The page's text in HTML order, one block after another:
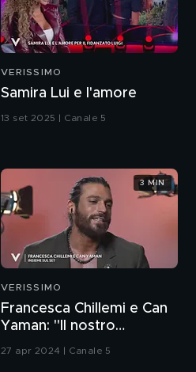
VERISSIMO
Samira Lui e l'amore
13 set 2025 | Canale 5
VERISSIMO
Francesca Chillemi e Can
Yaman: "Il nostro
rapporto sul set"
27 apr 2024 | Canale 5
3 MIN